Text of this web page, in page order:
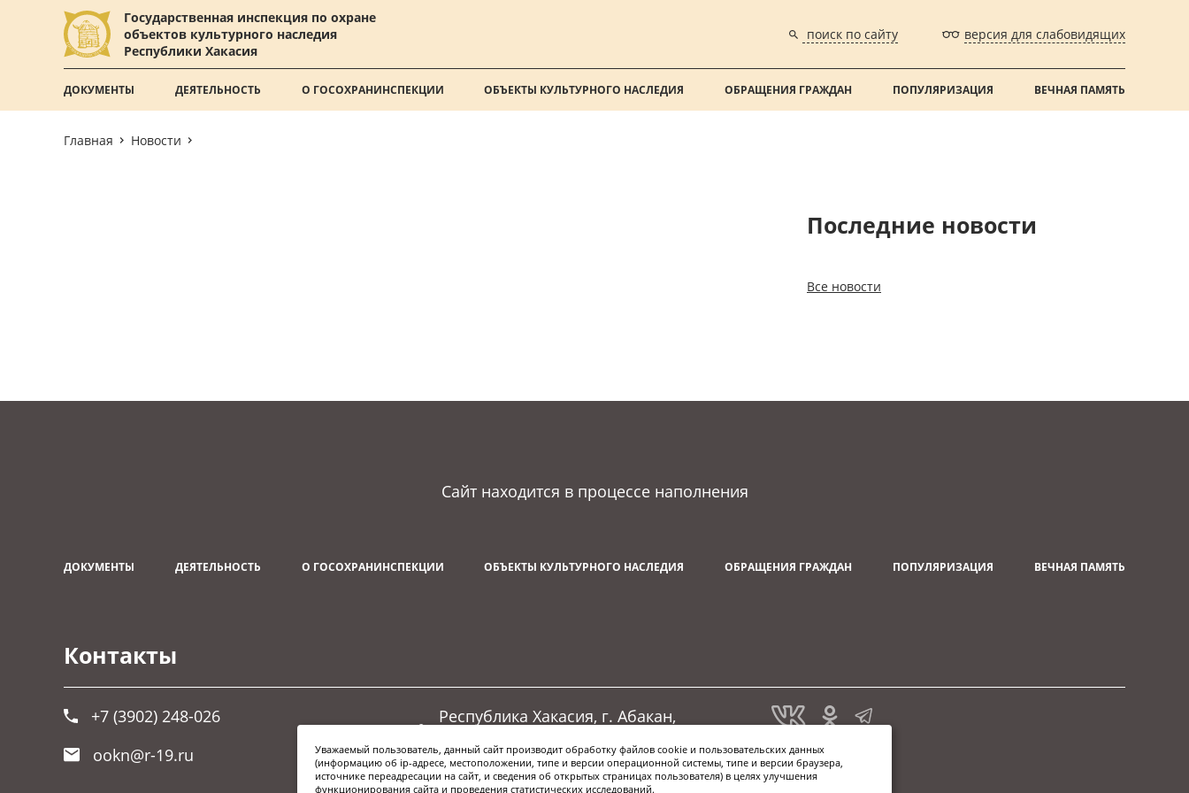
Государственная инспекция по охране
объектов культурного наследия
Республики Хакасия
поиск по сайту версия для слабовидящих
ДОКУМЕНТЫ ДЕЯТЕЛЬНОСТЬ О ГОСОХРАНИНСПЕКЦИИ ОБЪЕКТЫ КУЛЬТУРНОГО НАСЛЕДИЯ ОБРАЩЕНИЯ ГРАЖДАН ПОПУЛЯРИЗАЦИЯ ВЕЧНАЯ ПАМЯТЬ
Главная Новости
Последние новости
Все новости
Сайт находится в процессе наполнения
ДОКУМЕНТЫ ДЕЯТЕЛЬНОСТЬ О ГОСОХРАНИНСПЕКЦИИ ОБЪЕКТЫ КУЛЬТУРНОГО НАСЛЕДИЯ ОБРАЩЕНИЯ ГРАЖДАН ПОПУЛЯРИЗАЦИЯ ВЕЧНАЯ ПАМЯТЬ
Контакты
+7 (3902) 248-026
ookn@r-19.ru
Республика Хакасия, г. Абакан,
Уважаемый пользователь, данный сайт производит обработку файлов cookie и пользовательских данных
(информацию об ip-адресе, местоположении, типе и версии операционной системы, типе и версии браузера,
источнике переадресации на сайт, и сведения об открытых страницах пользователя) в целях улучшения
функционирования сайта и проведения статистических исследований.